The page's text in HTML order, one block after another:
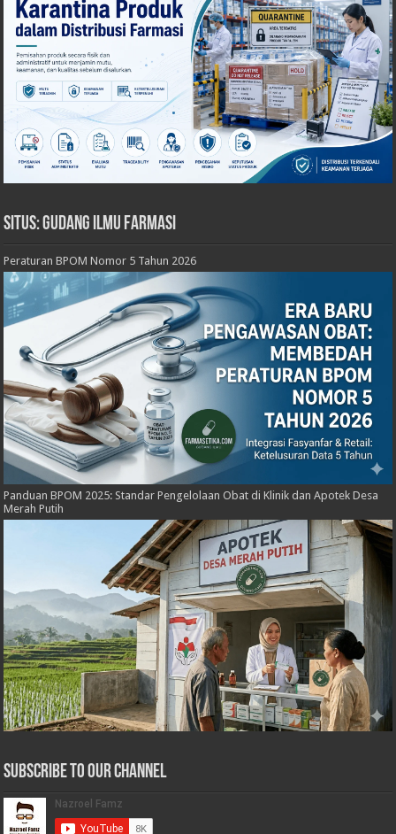
Situs: Gudang Ilmu Farmasi
Peraturan BPOM Nomor 5 Tahun 2026
Panduan BPOM 2025: Standar Pengelolaan Obat di Klinik dan Apotek Desa
Merah Putih
Subscribe to our Channel